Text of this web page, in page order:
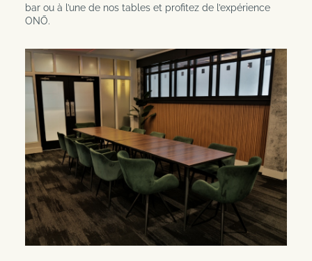
Code client / Code promo
RÉSERVER
Garantie du meilleur tarif en ligne
bar ou à l’une de nos tables et profitez de l’expérience
ONŌ.